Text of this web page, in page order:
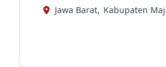
Jawa Barat, Kabupaten